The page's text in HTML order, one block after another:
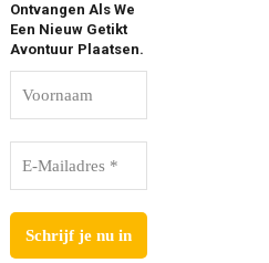
Ontvangen Als We
Een Nieuw Getikt
Avontuur Plaatsen.